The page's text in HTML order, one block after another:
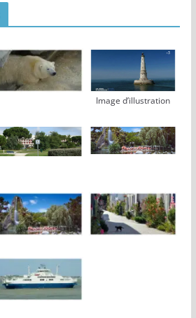
Image d’illustration